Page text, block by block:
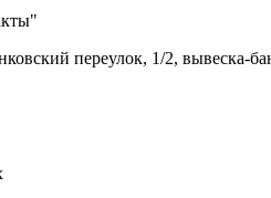
переулок, 1/2, вывеска-